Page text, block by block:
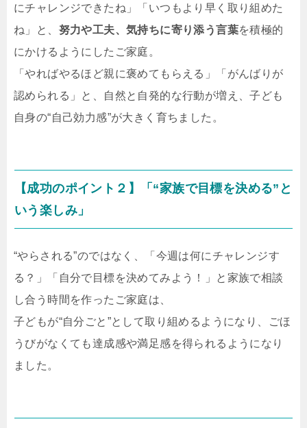
にチャレンジできたね」「いつもより早く取り組めた
ね」と、努力や工夫、気持ちに寄り添う言葉を積極的
にかけるようにしたご家庭。
「やればやるほど親に褒めてもらえる」「がんばりが
認められる」と、自然と自発的な行動が増え、子ども
自身の“自己効力感”が大きく育ちました。
【成功のポイント２】「“家族で目標を決める”と
いう楽しみ」
“やらされる”のではなく、「今週は何にチャレンジす
る？」「自分で目標を決めてみよう！」と家族で相談
し合う時間を作ったご家庭は、
子どもが“自分ごと”として取り組めるようになり、ごほ
うびがなくても達成感や満足感を得られるようになり
ました。